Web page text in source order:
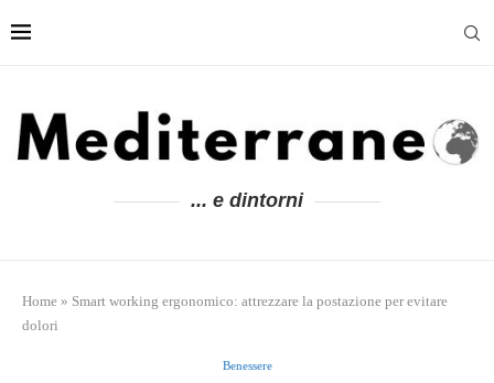
... e dintorni
Home » Smart working ergonomico: attrezzare la postazione per evitare
dolori
Benessere